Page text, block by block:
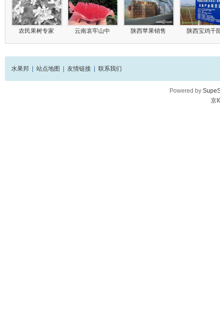
农民果树专家 云南哀牢山中 陕西苹果销售 陕西宝鸡千
水果邦 站点地图 友情链接 联系我们
Powered by
京